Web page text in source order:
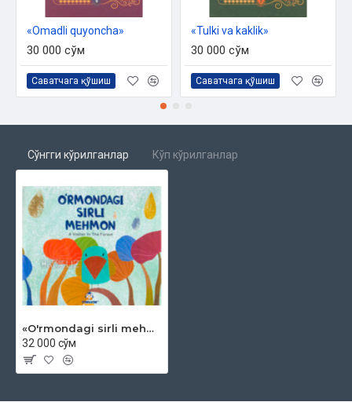
«Omadli quyoncha»
30 000 сўм
Саватчага қўшиш
«Tulki va kaklik»
30 000 сўм
Саватчага қўшиш
Сўнгги кўрилганлар Кўп кўрилганлар
«O'rmondagi sirli mehmon»
32 000 сўм